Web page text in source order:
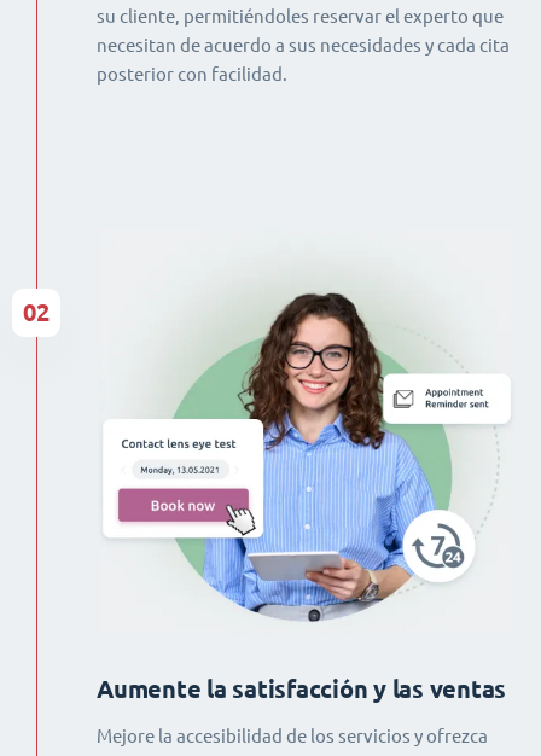
su cliente, permitiéndoles reservar el experto que
necesitan de acuerdo a sus necesidades y cada cita
posterior con facilidad.
Aumente la satisfacción y las ventas
Mejore la accesibilidad de los servicios y ofrezca
02